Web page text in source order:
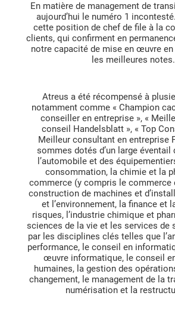
En matière de management de
aujourd’hui le numéro 1
cette position de chef de file à la
clients, qui confirment en
notre capacité de mise en œuvre
les meilleures notes.
Atreus a été récompensé à
notamment comme « Champion
conseiller en entreprise », «
conseil Handelsblatt », « Top
Meilleur consultant en entreprise
sommes dotés d’un large éventail
l’automobile et des
consommation, la chimie et la
commerce (y compris le commerce
construction de machines et
et l’environnement, la finance et
risques, l’industrie chimique et
sciences de la vie et les services de
par les disciplines clés telles que
performance, le conseil en
œuvre informatique, le conseil
humaines, la gestion des
changement, le management de la
numérisation et la